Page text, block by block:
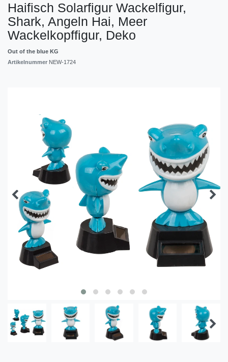
Haifisch Solarfigur Wackelfigur,
Shark, Angeln Hai, Meer
Wackelkopffigur, Deko
Out of the blue KG
Artikelnummer NEW-1724